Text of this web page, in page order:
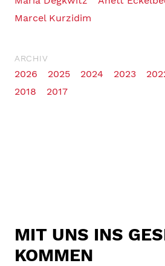
Marcel Kurzidim
ARCHIV
2026 2025 2024 2023
2018
2017
MIT UNS INS
KOMMEN